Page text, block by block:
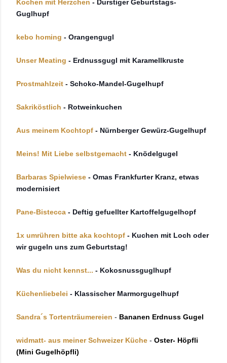
Kochen mit Herzchen - Durstiger Geburtstags-
Guglhupf
kebo homing - Orangengugl
Unser Meating - Erdnussgugl mit Karamellkruste
Prostmahlzeit - Schoko-Mandel-Gugelhupf
Sakriköstlich - Rotweinkuchen
Aus meinem Kochtopf - Nürnberger Gewürz-Gugelhupf
Meins! Mit Liebe selbstgemacht - Knödelgugel
Barbaras Spielwiese - Omas Frankfurter Kranz, etwas
modernisiert
Pane-Bistecca - Deftig gefuellter Kartoffelgugelhopf
1x umrühren bitte aka kochtopf - Kuchen mit Loch oder
wir gugeln uns zum Geburtstag!
Was du nicht kennst... - Kokosnussguglhupf
Küchenliebelei - Klassischer Marmorgugelhupf
Sandra´s Tortenträumereien - Bananen Erdnuss Gugel
widmatt- aus meiner Schweizer Küche - Oster- Höpfli
(Mini Gugelhöpfli)